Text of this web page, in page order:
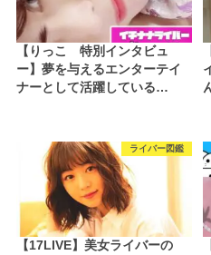
【りっこ 特別インタビュ
ー】夢を与えるエンターテイ
ナーとして活躍している…
ライバー図鑑
【17LIVE】美女ライバーの